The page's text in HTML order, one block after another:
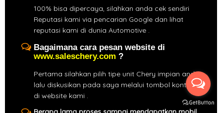
100% bisa dipercaya, silahkan anda cek sendiri
Reputasi kami via pencarian Google dan lihat
reputasi kami di dunia Automotive .
Bagaimana cara pesan website di
www.saleschery.com ?
Pertama silahkan pilih tipe unit Chery impian anda,
lalu diskusikan pada saya melalui tombol kontak
di website kami .